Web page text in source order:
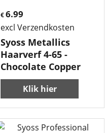
€6.99
excl Verzendkosten
Syoss Metallics
Haarverf 4-65 -
Chocolate Copper
Klik hier